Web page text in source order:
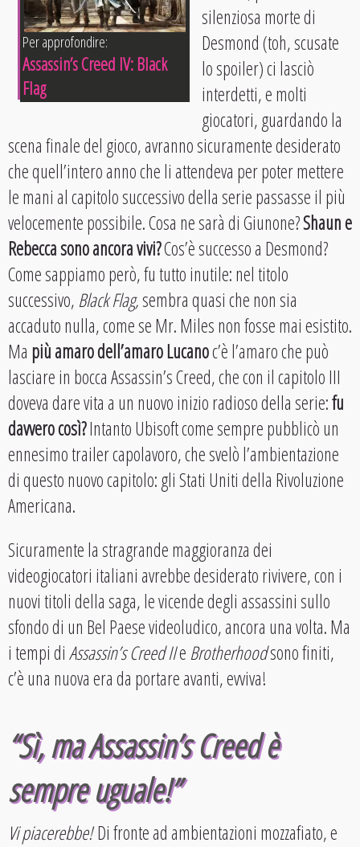
Per approfondire:
Assassin’s Creed IV: Black
Flag
silenziosa morte di
Desmond (toh, scusate
lo spoiler) ci lasciò
interdetti, e molti
giocatori, guardando la
scena finale del gioco, avranno sicuramente desiderato
che quell’intero anno che li attendeva per poter mettere
le mani al capitolo successivo della serie passasse il più
velocemente possibile. Cosa ne sarà di Giunone?Shaun e
Rebecca sono ancora vivi?Cos’è successo a Desmond?
Come sappiamo però, fu tutto inutile: nel titolo
successivo, Black Flag,sembra quasi che non sia
accaduto nulla, come se Mr. Miles non fosse mai esistito.
Ma più amaro dell’amaro Lucanoc’è l’amaro che può
lasciare in bocca Assassin’s Creed, che con il capitolo III
doveva dare vita a un nuovo inizio radioso della serie:fu
davvero così?Intanto Ubisoft come sempre pubblicò un
ennesimo trailer capolavoro, che svelò l’ambientazione
di questo nuovo capitolo: gli Stati Uniti della Rivoluzione
Americana.
Sicuramente la stragrande maggioranza dei
videogiocatori italiani avrebbe desiderato rivivere, con i
nuovi titoli della saga, le vicende degli assassini sullo
sfondo di un Bel Paese videoludico, ancora una volta. Ma
i tempi diAssassin’s Creed IIe Brotherhoodsono finiti,
c’è una nuova era da portare avanti, evviva!
“Sì, ma Assassin’s Creed è
sempre uguale!”
Vi piacerebbe!Di fronte ad ambientazioni mozzafiato, e